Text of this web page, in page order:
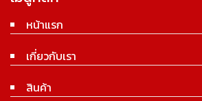
หน้าแรก
เกี่ยวกับเรา
สินค้า